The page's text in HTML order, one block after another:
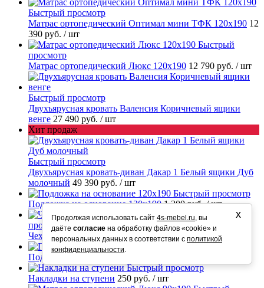
Быстрый просмотр
Матрас ортопедический Оптимал мини ТФК 120х190 12
390 руб. / шт
Быстрый
просмотр
Матрас ортопедический Люкс 120х190 12 790 руб. / шт
Быстрый просмотр
Двухъярусная кровать Валенсия Коричневый ящики
венге 27 490 руб. / шт
Хит продаж
Быстрый просмотр
Двухъярусная кровать-диван Дакар 1 Белый ящики Дуб
молочный 49 390 руб. / шт
Быстрый просмотр
Подложка на основание 120х190 1 200 руб./ шт
Быстрый
просмотр
Чехол на матрас влагостойкий 90х190 1 800 руб.
Подложка на основание 90х190
Быстрый просмотр
Накладки на ступени 250 руб. / шт
Продолжая использовать сайт 4s-mebel.ru, вы
даёте согласие на обработку файлов «cookie» и
персональных данных в соответствии с политикой
конфиденциальности.
х